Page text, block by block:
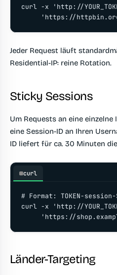
curl -x 'http://
'https://
Jeder Request läuft
Residential-IP: reine Rotation.
Sticky Sessions
Um Requests an eine einzelne
eine Session-ID an Ihren
ID liefert für ca. 30 Minuten
curl
# Format: TOKEN-session-
curl -x 'http://
'https://
Länder-Targeting